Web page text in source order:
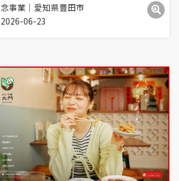
念事業｜愛知県豊田市
2026-06-23